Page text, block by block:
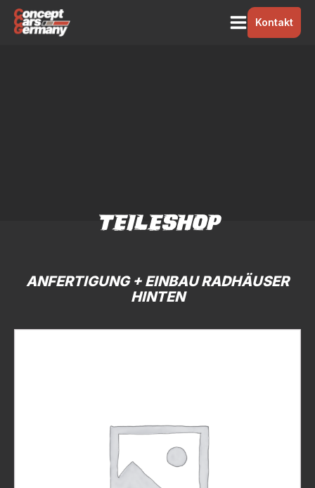
Kontakt
TEILESHOP
ANFERTIGUNG + EINBAU RADHÄUSER
HINTEN